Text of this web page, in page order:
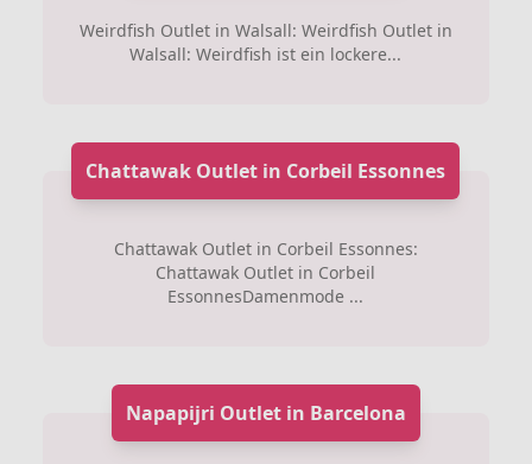
Weirdfish Outlet in Walsall: Weirdfish Outlet in
Walsall: Weirdfish ist ein lockere...
Chattawak Outlet in Corbeil Essonnes
Chattawak Outlet in Corbeil Essonnes:
Chattawak Outlet in Corbeil
EssonnesDamenmode ...
Napapijri Outlet in Barcelona